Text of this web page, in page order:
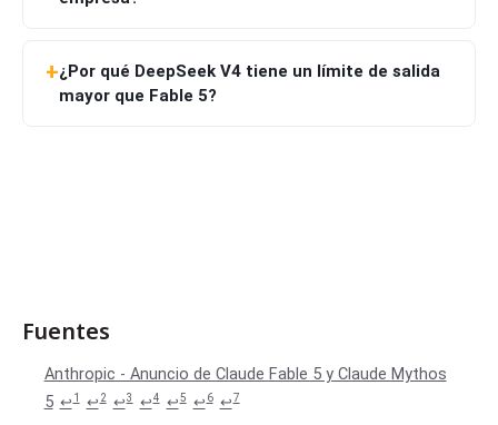
¿Por qué DeepSeek V4 tiene un límite de salida
mayor que Fable 5?
Fuentes
Anthropic - Anuncio de Claude Fable 5 y Claude Mythos
5 ↩ 1 ↩ 2 ↩3 ↩4 ↩5 ↩ 6 ↩7